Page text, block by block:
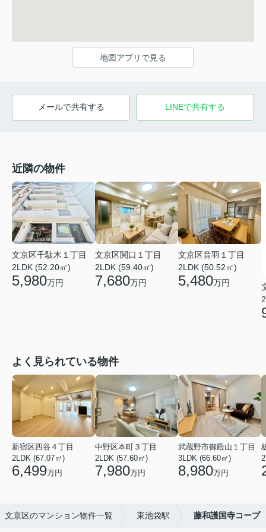
地図アプリで見る
メールで共有する LINEで共有する
近隣の物件
文京区千駄木１丁目
2LDK (52.20㎡)
5,980万円
文京区関口１丁目
2LDK (59.40㎡)
7,680万円
文京区音羽１丁目
2LDK (50.52㎡)
5,480万円
よく見られている物件
新宿区四谷４丁目
2LDK (67.07㎡)
6,499万円
中野区本町３丁目
2LDK (57.60㎡)
7,980万円
武蔵野市御殿山１丁目
3LDK (66.60㎡)
8,980万円
文京区のマンション物件一覧 東池袋駅 藤和護国寺コープ